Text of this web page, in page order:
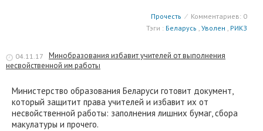
Прочесть ⁄ Комментариев: 0
Тэги : Беларусь , Уволен , РИКЗ
04.11.17
Минобразования избавит учителей от выполнения
несвойственной им работы
Министерство образования Беларуси готовит документ,
который защитит права учителей и избавит их от
несвойственной работы: заполнения лишних бумаг, сбора
макулатуры и прочего.